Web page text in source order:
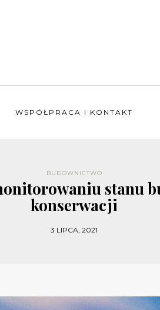
WSPÓŁPRACA I KONTAKT
BUDOWNICTWO
stanu
konserwacji
3 LIPCA, 2021